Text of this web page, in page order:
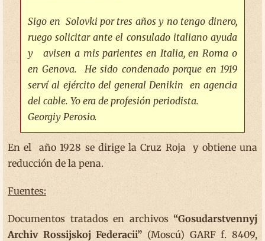
Sigo en Solovki por tres años y no tengo dinero,
ruego solicitar ante el consulado italiano ayuda
y avisen a mis parientes en Italia, en Roma o
en Genova. He sido condenado porque en 1919
serví al ejército del general Denikin en agencia
del cable. Yo era de profesión periodista.
Georgiy Perosio.
En el año 1928 se dirige la Cruz Roja y obtiene una
reducción de la pena.
Fuentes:
Documentos tratados en archivos“Gosudarstvennyj
Archiv Rossijskoj Federacii”(Moscú) GARF f. 8409,